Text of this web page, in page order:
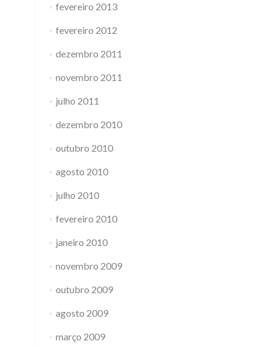
fevereiro 2013
fevereiro 2012
dezembro 2011
novembro 2011
julho 2011
dezembro 2010
outubro 2010
agosto 2010
julho 2010
fevereiro 2010
janeiro 2010
novembro 2009
outubro 2009
agosto 2009
março 2009